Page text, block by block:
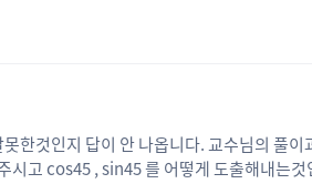
한것인지 답이 안 나옵니다. 교수님의 풀
시고 cos45 , sin45 를 어떻게 도출해내는